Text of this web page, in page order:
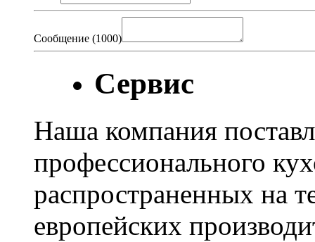
Сообщение (1000)
Сервис
Наша компания
профессионального
распространенных на
европейских